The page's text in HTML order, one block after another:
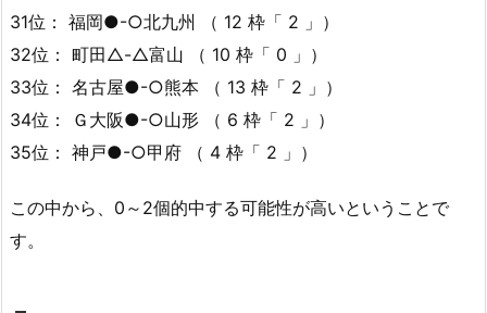
31位： 福岡●-○北九州 （ 12 枠「 2 」）
32位： 町田△-△富山 （ 10 枠「 0 」）
33位： 名古屋●-○熊本 （ 13 枠「 2 」）
34位： Ｇ大阪●-○山形 （ 6 枠「 2 」）
35位： 神戸●-○甲府 （ 4 枠「 2 」）
この中から、0～2個的中する可能性が高いということで
す。